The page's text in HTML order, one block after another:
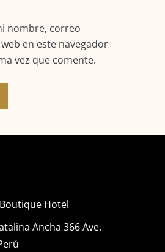
nombre, correo
en este navegador
vez que comente.
Hotel
Ancha 366 Ave.